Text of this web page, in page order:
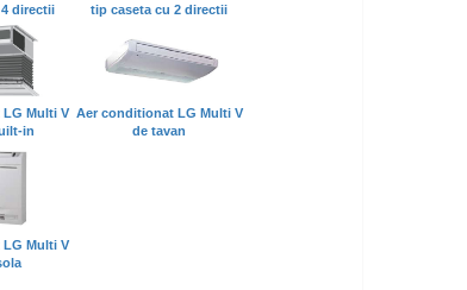
directii
tip caseta cu 2 directii
Multi V
in
Aer conditionat LG Multi V
de tavan
Multi V